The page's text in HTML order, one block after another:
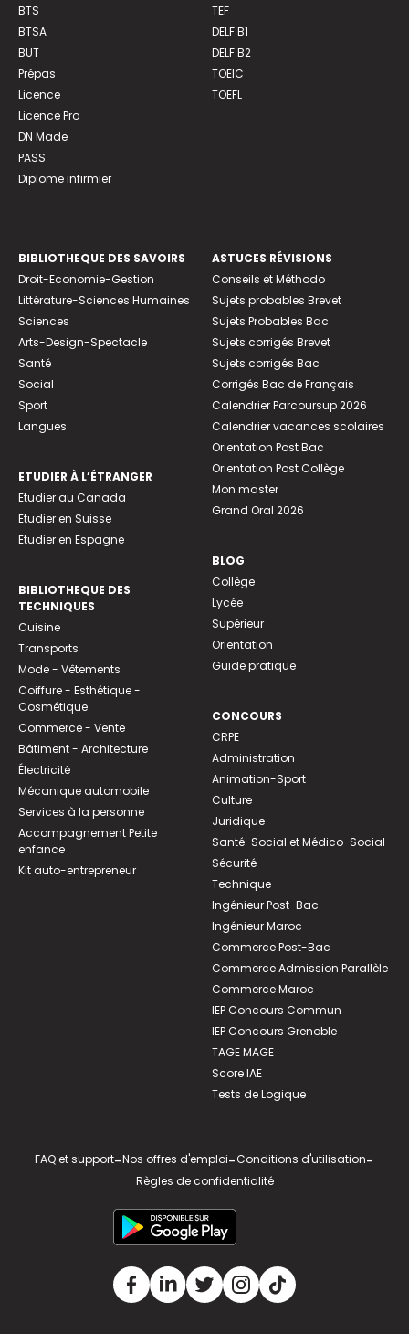
BTS
BTSA
BUT
Prépas
Licence
Licence Pro
DN Made
PASS
Diplome infirmier
TEF
DELF B1
DELF B2
TOEIC
TOEFL
BIBLIOTHEQUE DES SAVOIRS
Droit-Economie-Gestion
Littérature-Sciences Humaines
Sciences
Arts-Design-Spectacle
Santé
Social
Sport
Langues
ETUDIER À L’ÉTRANGER
Etudier au Canada
Etudier en Suisse
Etudier en Espagne
BIBLIOTHEQUE DES
TECHNIQUES
Cuisine
Transports
Mode - Vêtements
Coiffure - Esthétique -
Cosmétique
Commerce - Vente
Bâtiment - Architecture
Électricité
Mécanique automobile
Services à la personne
Accompagnement Petite
enfance
Kit auto-entrepreneur
ASTUCES RÉVISIONS
Conseils et Méthodo
Sujets probables Brevet
Sujets Probables Bac
Sujets corrigés Brevet
Sujets corrigés Bac
Corrigés Bac de Français
Calendrier Parcoursup 2026
Calendrier vacances scolaires
Orientation Post Bac
Orientation Post Collège
Mon master
Grand Oral 2026
BLOG
Collège
Lycée
Supérieur
Orientation
Guide pratique
CONCOURS
CRPE
Administration
Animation-Sport
Culture
Juridique
Santé-Social et Médico-Social
Sécurité
Technique
Ingénieur Post-Bac
Ingénieur Maroc
Commerce Post-Bac
Commerce Admission Parallèle
Commerce Maroc
IEP Concours Commun
IEP Concours Grenoble
TAGE MAGE
Score IAE
Tests de Logique
FAQ et support-Nos offres d'emploi-Conditions d'utilisation-
Règles de confidentialité